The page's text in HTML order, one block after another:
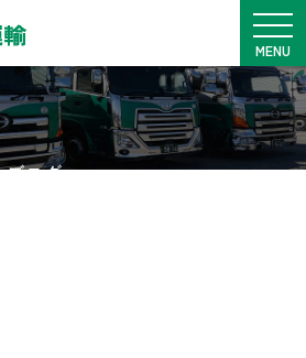
メニ
MENU
ブログ